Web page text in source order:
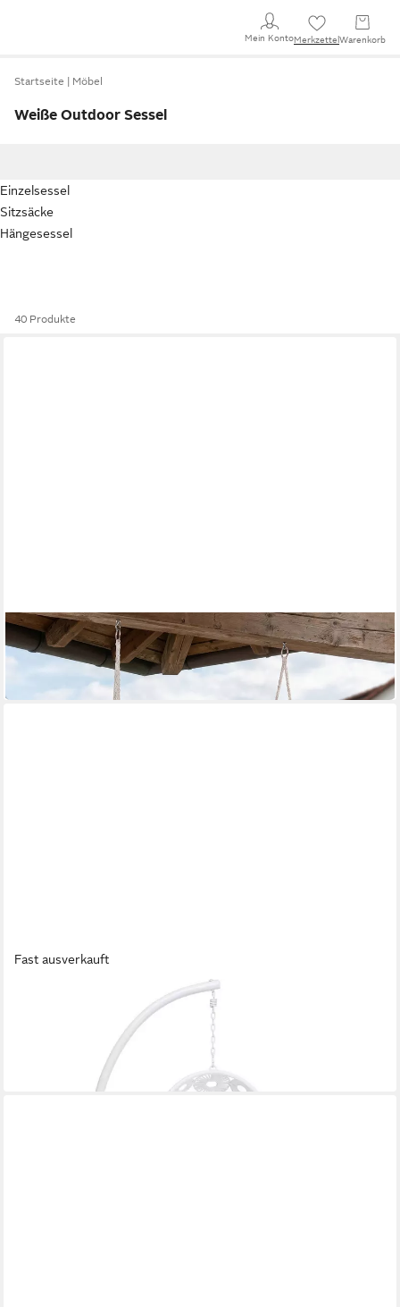
Mein KontoMerkzettel Warenkorb
Startseite Möbel
Weiße Outdoor Sessel
Einzelsessel
Sitzsäcke
Hängesessel
40 Produkte
CASA.PRO
Hängesessel
75,99 €
in 4-5 Werktagen bei dir
Fast ausverkauft
579,00 €
in 6-8 Werktagen bei dir